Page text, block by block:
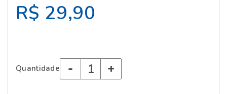
R$ 29,90
Quantidade - +